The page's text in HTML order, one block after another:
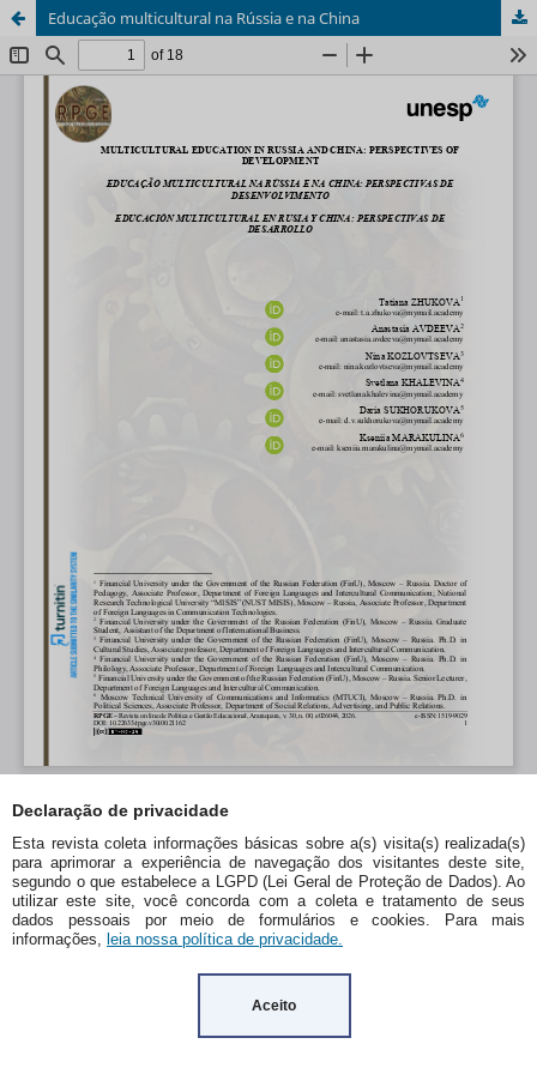
Declaração de privacidade
Esta revista coleta informações básicas sobre a(s) visita(s) realizada(s)
para aprimorar a experiência de navegação dos visitantes deste site,
segundo o que estabelece a LGPD (Lei Geral de Proteção de Dados). Ao
utilizar este site, você concorda com a coleta e tratamento de seus
dados pessoais por meio de formulários e cookies. Para mais
informações, leia nossa política de privacidade.
Aceito
Educação multicultural na Rússia e na China